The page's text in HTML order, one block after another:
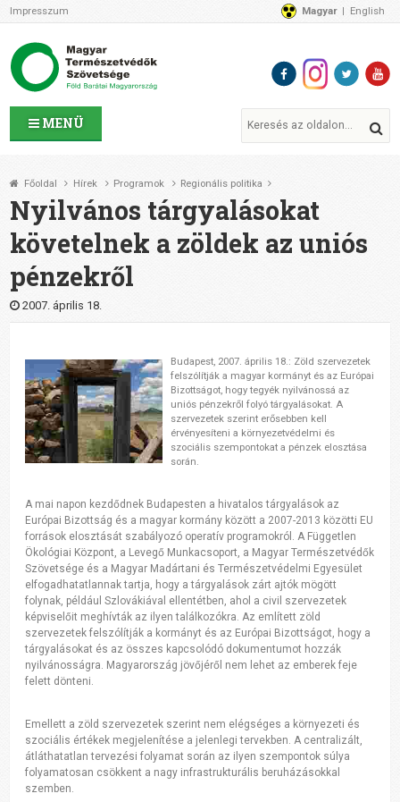
MENÜ
Impresszum Magyar English
Az MTVSZ-ről
Programok
MTVSZ ügyek és események
Tagszervezetek
Támogatóink
CSATLAKOZZ hozzánk!
Elérhetőségeink
1%
Segítsd a munkánkat!
Főoldal Hírek Programok Regionális politika
Nyilvános tárgyalásokat
követelnek a zöldek az uniós
pénzekről
2007. április 18.
Budapest, 2007. április 18.: Zöld szervezetek
felszólítják a magyar kormányt és az Európai
Bizottságot, hogy tegyék nyilvánossá az
uniós pénzekről folyó tárgyalásokat. A
szervezetek szerint erősebben kell
érvényesíteni a környezetvédelmi és
szociális szempontokat a pénzek elosztása
során.
A mai napon kezdődnek Budapesten a hivatalos tárgyalások az
Európai Bizottság és a magyar kormány között a 2007-2013 közötti EU
források elosztását szabályozó operatív programokról. A Független
Ökológiai Központ, a Levegő Munkacsoport, a Magyar Természetvédők
Szövetsége és a Magyar Madártani és Természetvédelmi Egyesület
elfogadhatatlannak tartja, hogy a tárgyalások zárt ajtók mögött
folynak, például Szlovákiával ellentétben, ahol a civil szervezetek
képviselőit meghívták az ilyen találkozókra. Az említett zöld
szervezetek felszólítják a kormányt és az Európai Bizottságot, hogy a
tárgyalásokat és az összes kapcsolódó dokumentumot hozzák
nyilvánosságra. Magyarország jövőjéről nem lehet az emberek feje
felett dönteni.
Emellett a zöld szervezetek szerint nem elégséges a környezeti és
szociális értékek megjelenítése a jelenlegi tervekben. A centralizált,
átláthatatlan tervezési folyamat során az ilyen szempontok súlya
folyamatosan csökkent a nagy infrastrukturális beruházásokkal
szemben.